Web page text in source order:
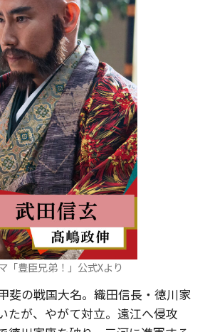
「豊臣兄弟！」公式Xより
斐の戦国大名。織田信長・徳川家
たが、やがて対立。遠江へ侵攻